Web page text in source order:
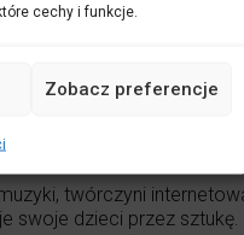
cechy i funkcje.
Zobacz preferencje
twórczyni
dzieci przez